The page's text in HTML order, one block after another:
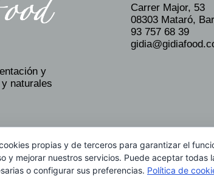
y
naturales
Carrer Major, 53
08303 Mataró,
93 757 68 39
propias y de terceros para garantizar el
y mejorar nuestros servicios. Puede aceptar todas
o configurar sus preferencias. Política de